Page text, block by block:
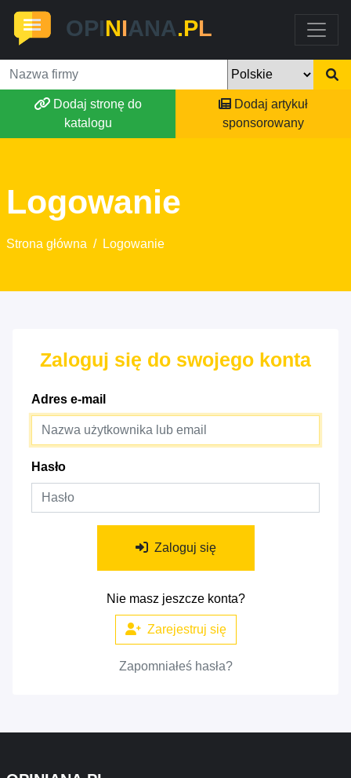
OPINIANA.PL
Dodaj stronę do
katalogu
Dodaj artykuł
sponsorowany
Logowanie
Strona główna / Logowanie
Zaloguj się do swojego konta
Adres e-mail
Hasło
Zaloguj się
Nie masz jeszcze konta?
Zarejestruj się
Zapomniałeś hasła?